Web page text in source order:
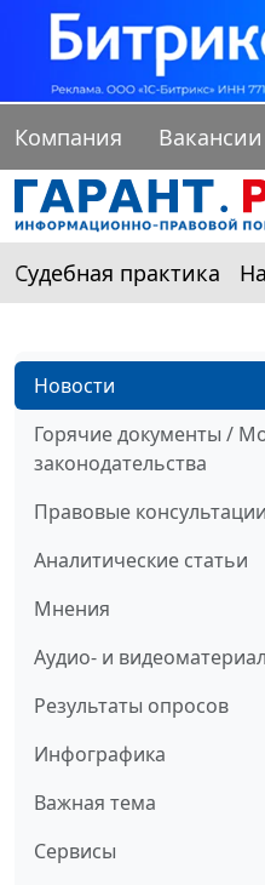
Компания Вакансии
Судебная практика
Новости
Горячие документы /
законодательства
Правовые консультации
Аналитические статьи
Мнения
Аудио- и
Результаты опросов
Инфографика
Важная тема
Сервисы